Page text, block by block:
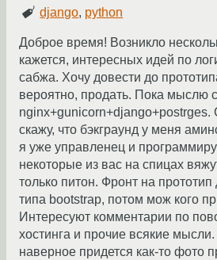
django, python
Доброе время! Возникло
кажется, интересных идей по
сабжа. Хочу довести до
вероятно, продать. Пока мыслю
nginx+gunicorn+django+postrges.
скажу, что бэкграунд у меня
я уже управленец и
некоторые из вас на спицах
только питон. Фронт на
типа bootstrap, потом мож кого
Интересуют комментарии по
хостинга и прочие всякие
наверное придется как-то фото